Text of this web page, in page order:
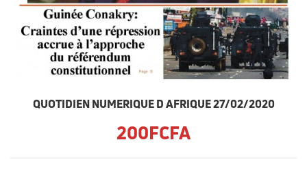
QUOTIDIEN NUMERIQUE D AFRIQUE 27/02/2020
200FCFA